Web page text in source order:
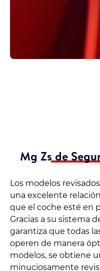
Mg Zs de
Los modelos
una excelente
que el coche esté en
Gracias a su sistema
garantiza que todas
operen de manera
modelos, se obtiene
minuciosamente